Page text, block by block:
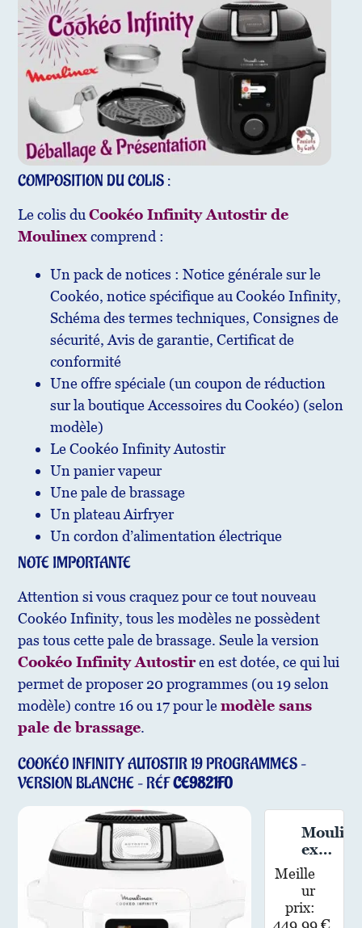
COMPOSITION DU COLIS :
Le colis du Cookéo Infinity Autostir de
Moulinexcomprend :
Un pack de notices : Notice générale sur le
Cookéo, notice spécifique au Cookéo Infinity,
Schéma des termes techniques, Consignes de
sécurité, Avis de garantie, Certificat de
conformité
Une offre spéciale (un coupon de réduction
sur la boutique Accessoires du Cookéo) (selon
modèle)
Le Cookéo Infinity Autostir
Un panier vapeur
Une pale de brassage
Un plateau Airfryer
Un cordon d’alimentation électrique
NOTE IMPORTANTE
Attention si vous craquez pour ce tout nouveau
Cookéo Infinity, tous les modèles ne possèdent
pas tous cette pale de brassage. Seule la version
Cookéo Infinity Autostiren est dotée, ce qui lui
permet de proposer 20 programmes (ou 19 selon
modèle) contre 16 ou 17 pour lemodèle sans
pale de brassage.
COOKÉO INFINITY AUTOSTIR 19 PROGRAMMES –
VERSION BLANCHE – RÉFCE9821F0
Moulin
ex
Cookeo
Infinit
y, Air
fryer +
Meille
ur
prix:
449.99 €